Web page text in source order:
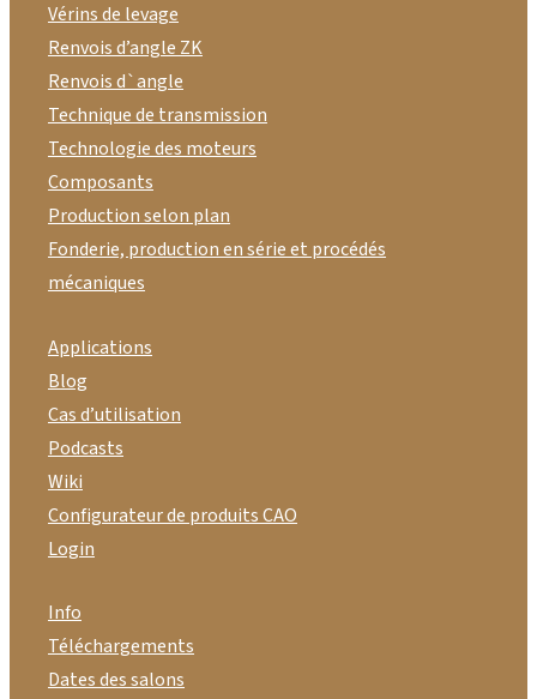
Vérins de levage
Renvois d’angle ZK
Renvois d`angle
Technique de transmission
Technologie des moteurs
Composants
Production selon plan
Fonderie, production en série et procédés
mécaniques
Applications
Blog
Cas d’utilisation
Podcasts
Wiki
Configurateur de produits CAO
Login
Info
Téléchargements
Dates des salons